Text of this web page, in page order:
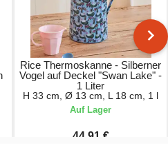
Rice Thermoskanne - Silberner
Vogel auf Deckel "Swan Lake" -
1 Liter
H 33 cm, Ø 13 cm, L 18 cm, 1 l
Auf Lager
44,91 €